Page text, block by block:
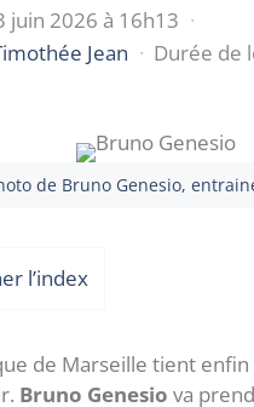
juin 2026 à 16h13 ·
Jean · Durée de
de Bruno Genesio,
l’index
de Marseille tient
Bruno Genesio va